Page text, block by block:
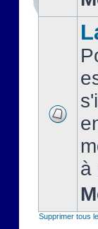
à
Supprimer tous